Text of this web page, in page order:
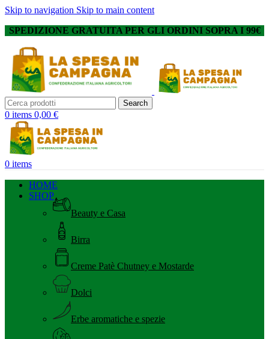
Skip to navigation Skip to main content
SPEDIZIONE GRATUITA PER GLI ORDINI SOPRA I 99€
Search
0 items 0,00 €
0 items
HOME
SHOP
Beauty e Casa
Birra
Creme Patè Chutney e Mostarde
Dolci
Erbe aromatiche e spezie